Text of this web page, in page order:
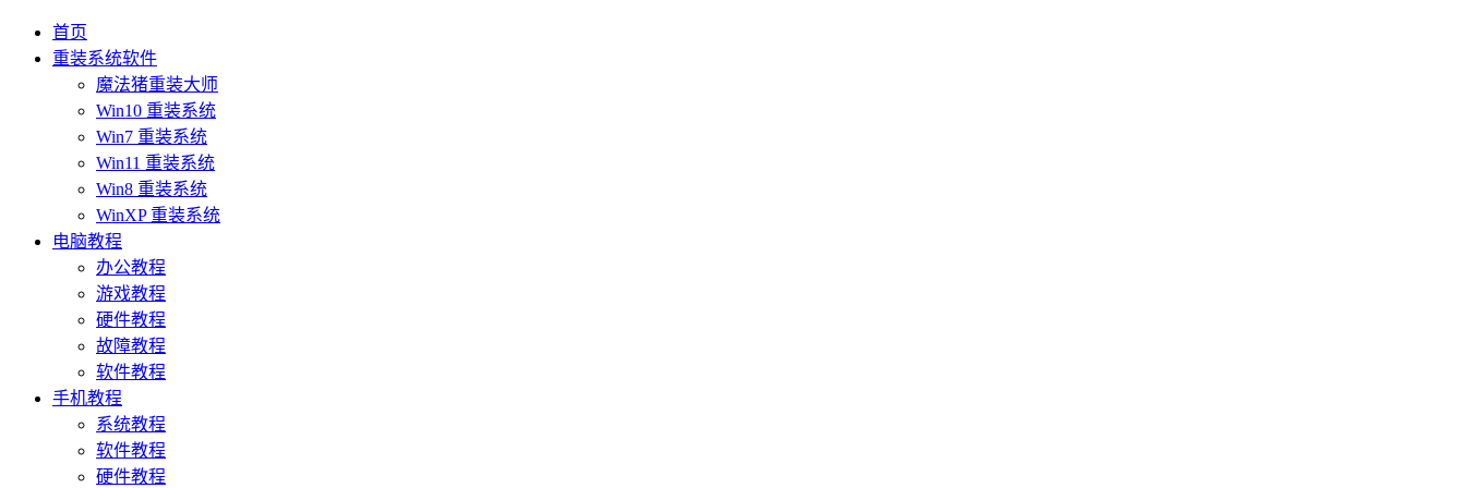
首页
重装系统软件
魔法猪重装大师
Win10 重装系统
Win7 重装系统
Win11 重装系统
Win8 重装系统
WinXP 重装系统
电脑教程
办公教程
游戏教程
硬件教程
故障教程
软件教程
手机教程
系统教程
软件教程
硬件教程